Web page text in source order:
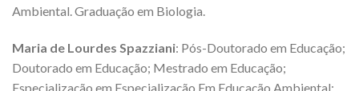
Ambiental. Graduação em Biologia.
Maria de Lourdes Spazziani: Pós-Doutorado em Educação;
Doutorado em Educação; Mestrado em Educação;
Especialização em Especialização Em Educação Ambiental;